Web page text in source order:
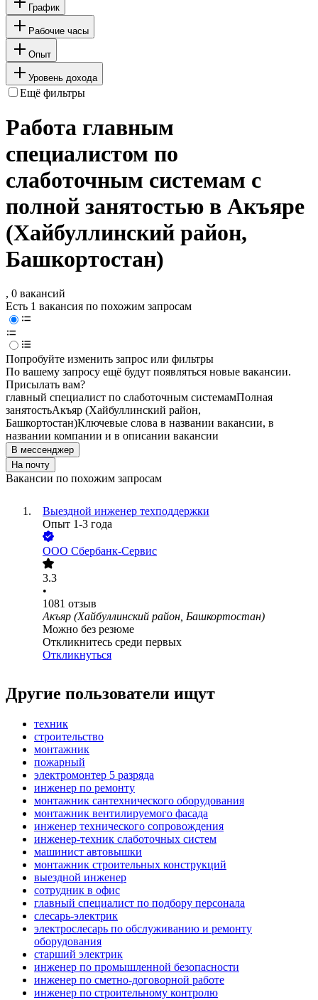
График
Рабочие часы
Опыт
Уровень дохода
Ещё фильтры
Работа главным
специалистом по
слаботочным системам с
полной занятостью в Акъяре
(Хайбуллинский район,
Башкортостан)
, 0 вакансий
Есть 1 вакансия по похожим запросам
Попробуйте изменить запрос или фильтры
По вашему запросу ещё будут появляться новые вакансии.
Присылать вам?
главный специалист по слаботочным системамПолная
занятостьАкъяр (Хайбуллинский район,
Башкортостан)Ключевые слова в названии вакансии, в
названии компании и в описании вакансии
В мессенджер
На почту
Вакансии по похожим запросам
Выездной инженер техподдержки
Опыт 1-3 года
ООО Сбербанк-Сервис
3.3
•
1081 отзыв
Акъяр (Хайбуллинский район, Башкортостан)
Можно без резюме
Откликнитесь среди первых
Откликнуться
Другие пользователи ищут
техник
строительство
монтажник
пожарный
электромонтер 5 разряда
инженер по ремонту
монтажник сантехнического оборудования
монтажник вентилируемого фасада
инженер технического сопровождения
инженер-техник слаботочных систем
машинист автовышки
монтажник строительных конструкций
выездной инженер
сотрудник в офис
главный специалист по подбору персонала
слесарь-электрик
электрослесарь по обслуживанию и ремонту
оборудования
старший электрик
инженер по промышленной безопасности
инженер по сметно-договорной работе
инженер по строительному контролю